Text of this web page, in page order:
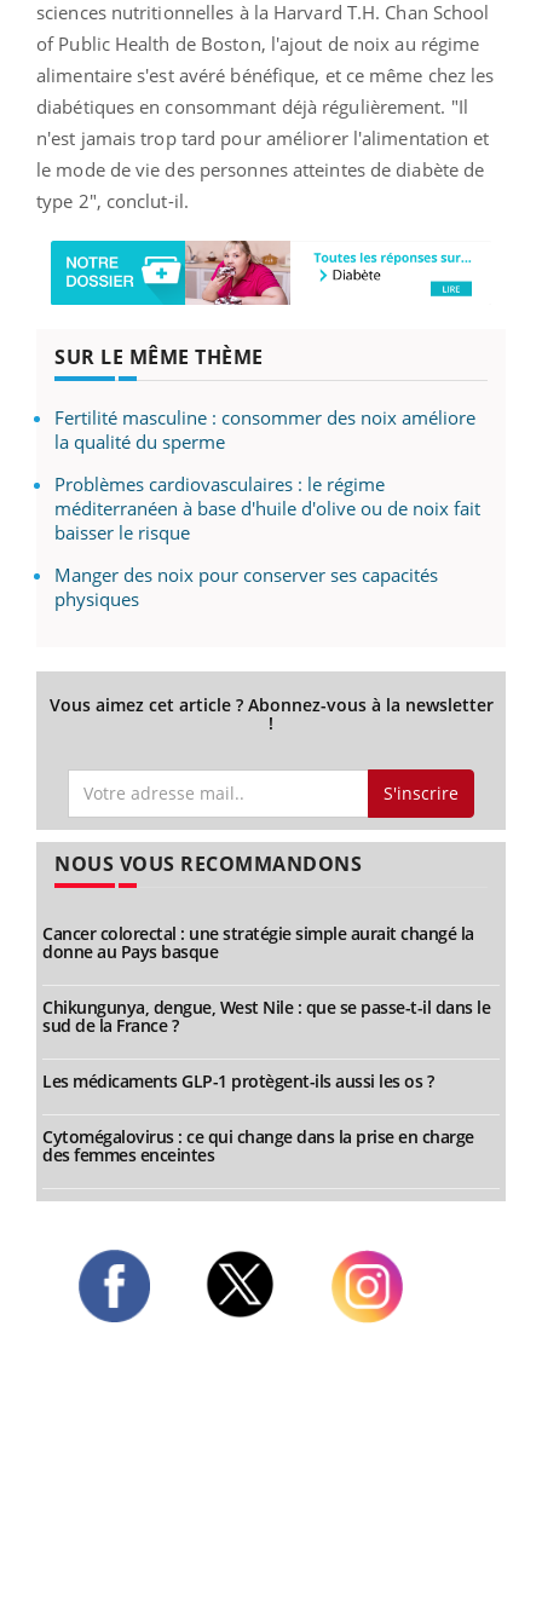
sciences nutritionnelles à la Harvard T.H. Chan School
of Public Health de Boston, l'ajout de noix au régime
alimentaire s'est avéré bénéfique, et ce même chez les
diabétiques en consommant déjà régulièrement. "Il
n'est jamais trop tard pour améliorer l'alimentation et
le mode de vie des personnes atteintes de diabète de
type 2", conclut-il.
SUR LE MÊME THÈME
Fertilité masculine : consommer des noix améliore
la qualité du sperme
Problèmes cardiovasculaires : le régime
méditerranéen à base d'huile d'olive ou de noix fait
baisser le risque
Manger des noix pour conserver ses capacités
physiques
Vous aimez cet article ? Abonnez-vous à la newsletter
!
S'inscrire
NOUS VOUS RECOMMANDONS
Cancer colorectal : une stratégie simple aurait changé la
donne au Pays basque
Chikungunya, dengue, West Nile : que se passe-t-il dans le
sud de la France ?
Les médicaments GLP-1 protègent-ils aussi les os ?
Cytomégalovirus : ce qui change dans la prise en charge
des femmes enceintes